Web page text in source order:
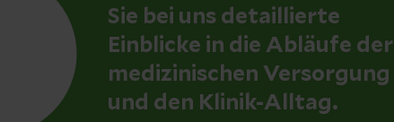
Sie bei uns detaillierte
Einblicke in die Abläufe der
medizinischen Versorgung
und den Klinik-Alltag.